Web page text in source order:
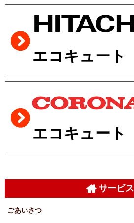
エコキュート
エコキュート
サービス
ごあいさつ